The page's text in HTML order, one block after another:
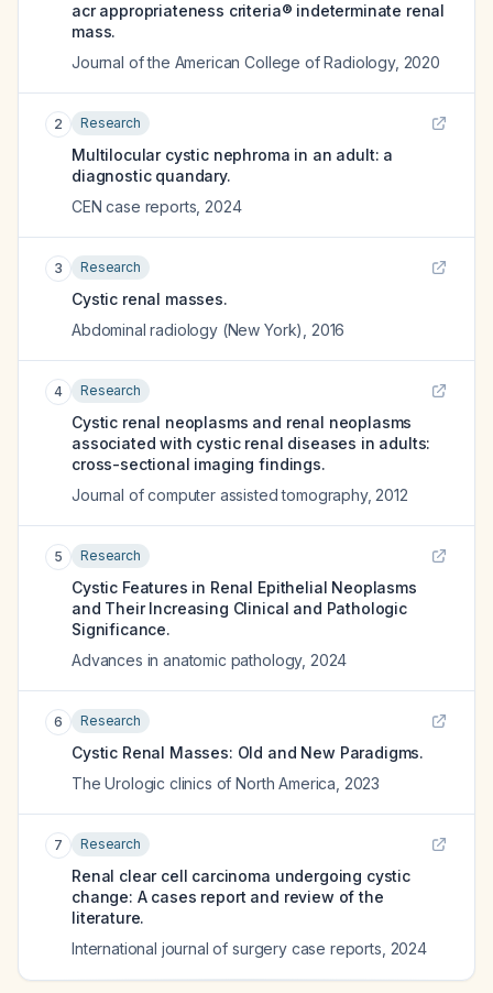
acr appropriateness criteria® indeterminate renal
mass.
Journal of the American College of Radiology, 2020
2 Research
Multilocular cystic nephroma in an adult: a
diagnostic quandary.
CEN case reports 2024
3 Research
Cystic renal masses.
Abdominal radiology (New York)
2016
4 Research
Cystic renal neoplasms and renal neoplasms
associated with cystic renal diseases in adults:
cross-sectional imaging findings.
Journal of computer assisted tomography, 2012
5 Research
Cystic Features in Renal Epithelial Neoplasms
and Their Increasing Clinical and Pathologic
Significance.
Advances in anatomic pathology, 2024
6 Research
Cystic Renal Masses: Old and New Paradigms.
The Urologic clinics of North America 2023
7 Research
Renal clear cell carcinoma undergoing cystic
change: A cases report and review of the
literature.
International journal of surgery case reports 2024